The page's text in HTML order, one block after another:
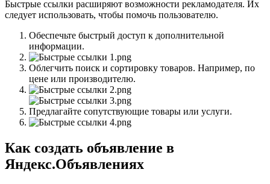
Быстрые ссылки расширяют возможности рекламодателя. Их
следует использовать, чтобы помочь пользователю.
Обеспечьте быстрый доступ к дополнительной
информации.
Облегчить поиск и сортировку товаров. Например, по
цене или производителю.
Предлагайте сопутствующие товары или услуги.
Как создать объявление в
Яндекс.Объявлениях